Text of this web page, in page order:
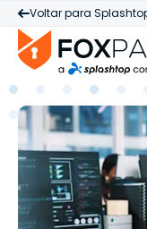
Voltar para